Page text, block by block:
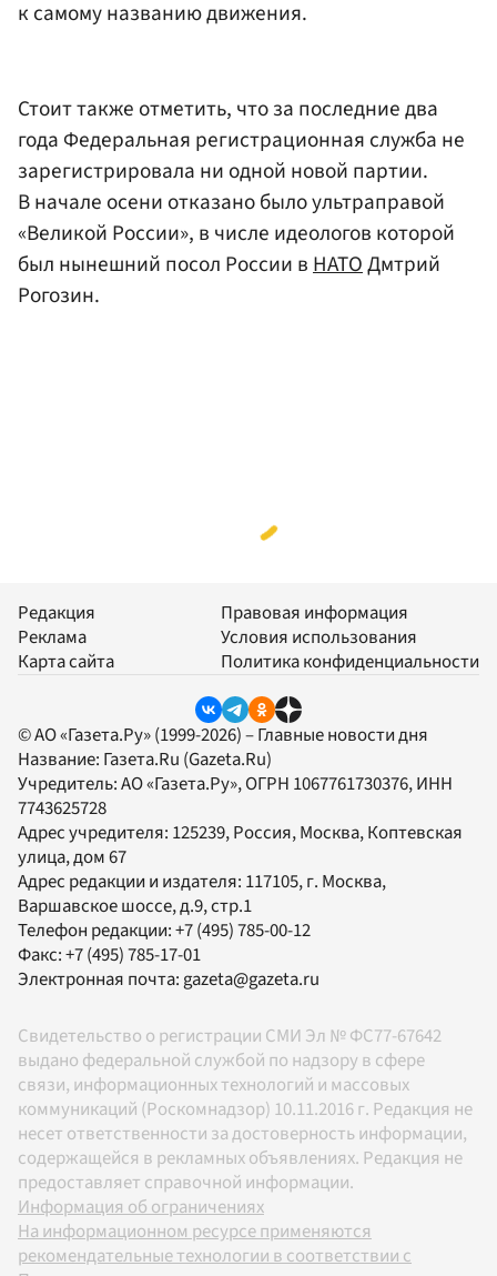
к самому названию движения.
Стоит также отметить, что за последние два
года Федеральная регистрационная служба не
зарегистрировала ни одной новой партии.
В начале осени отказано было ультраправой
«Великой России», в числе идеологов которой
был нынешний посол России в НАТОДмтрий
Рогозин.
Редакция
Реклама
Карта сайта
Правовая информация
Условия использования
Политика конфиденциальности
© АО «Газета.Ру» (1999-2026) – Главные новости дня
Название: Газета.Ru (Gazeta.Ru)
Учредитель:АО «Газета.Ру», ОГРН 1067761730376, ИНН
7743625728
Адрес учредителя: 125239, Россия, Москва, Коптевская
улица, дом 67
Адрес редакции и издателя: 117105, г. Москва,
Варшавское шоссе, д.9, стр.1
Телефон редакции:+7 (495) 785-00-12
Факс:+7 (495) 785-17-01
Электронная почта:gazeta@gazeta.ru
Свидетельство о регистрации СМИ Эл № ФС77-67642
выдано федеральной службой по надзору в сфере
связи, информационных технологий и массовых
коммуникаций (Роскомнадзор) 10.11.2016 г. Редакция не
несет ответственности за достоверность информации,
содержащейся в рекламных объявлениях. Редакция не
предоставляет справочной информации.
Информация об ограничениях
На информационном ресурсе применяются
рекомендательные технологии в соответствии с